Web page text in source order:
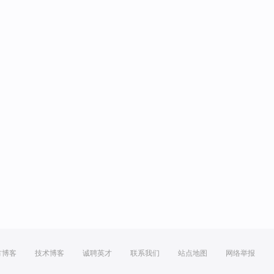
博客 技术博客 诚聘英才 联系我们 站点地图 网络举报